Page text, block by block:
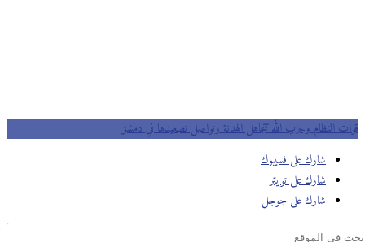
قوات النظام وحزب الله تتجاهل الهدنة وتواصل تصعيدها في دمشق
شارك على فسيبوك
شارك على تويتر
شارك على جوجل